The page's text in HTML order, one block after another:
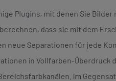
Plugins, mit denen Sie
dass sie mit dem
neue Separationen für jede
in Vollfarben-
Im